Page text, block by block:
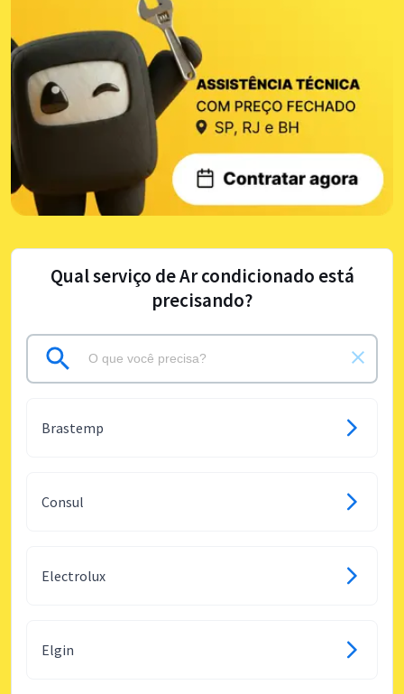
Qual serviço de Ar condicionado está
precisando?
Brastemp
Consul
Electrolux
Elgin